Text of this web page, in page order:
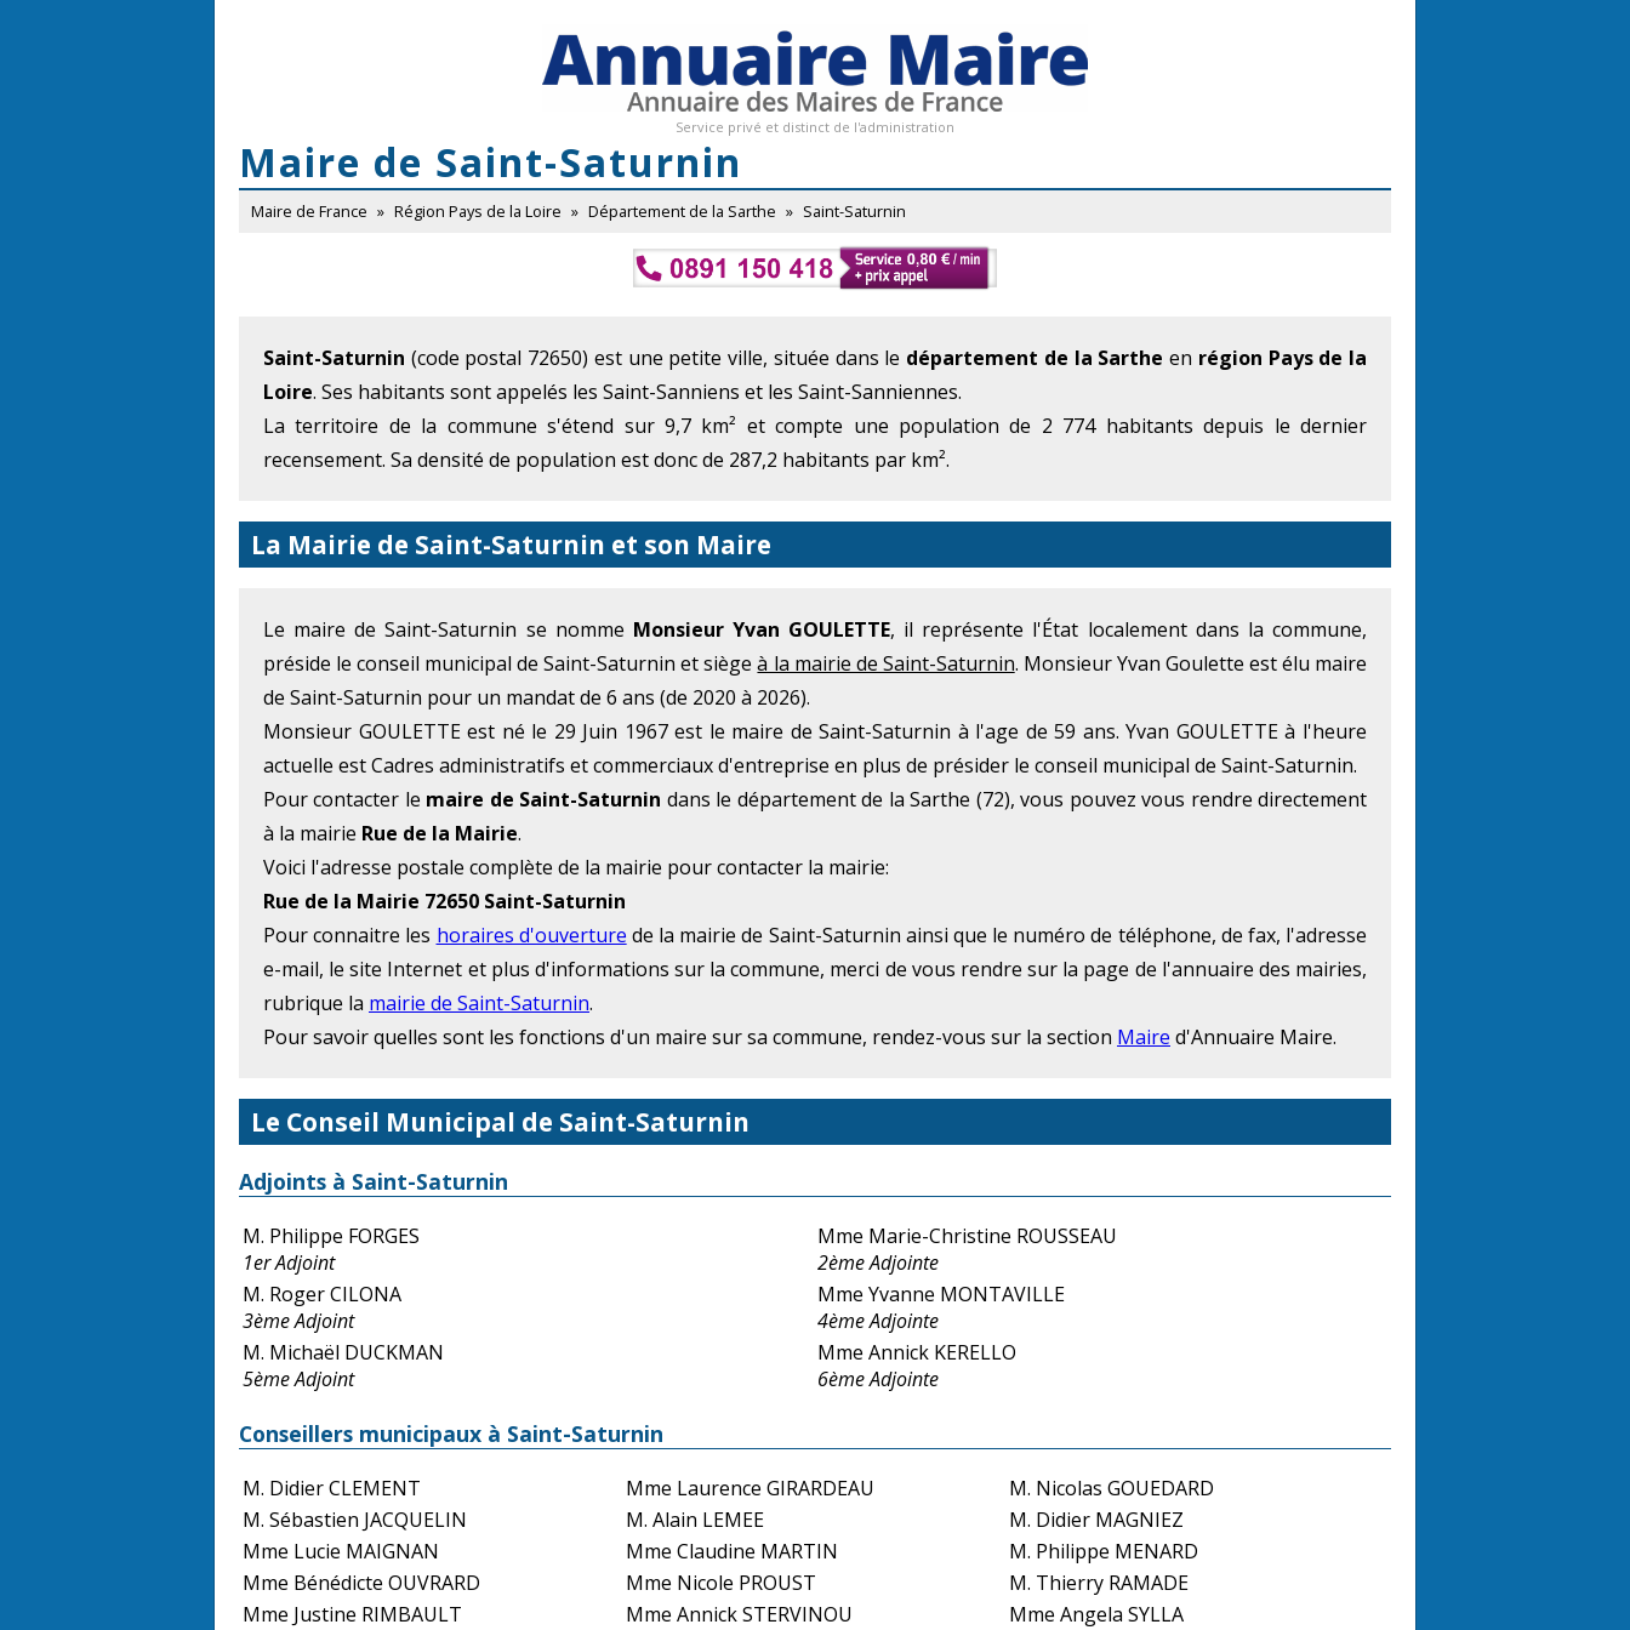
Service privé et distinct de l'administration
Maire de Saint-Saturnin
Maire de France » Région Pays de la Loire » Département de la Sarthe » Saint-Saturnin
Saint-Saturnin (code postal 72650) est une petite ville, située dans le département de la Sarthe en région Pays de la
Loire. Ses habitants sont appelés les Saint-Sanniens et les Saint-Sanniennes.
La territoire de la commune s'étend sur 9,7 km² et compte une population de 2 774 habitants depuis le dernier
recensement. Sa densité de population est donc de 287,2 habitants par km².
La Mairie de Saint-Saturnin et son Maire
Le maire de Saint-Saturnin se nomme Monsieur Yvan GOULETTE, il représente l'État localement dans la commune,
préside le conseil municipal de Saint-Saturnin et siègeà la mairie de Saint-Saturnin. Monsieur Yvan Goulette est élu maire
de Saint-Saturnin pour un mandat de 6 ans (de 2020 à 2026).
Monsieur GOULETTE est né le 29 Juin 1967 est le maire de Saint-Saturnin à l'age de 59 ans. Yvan GOULETTE à l'heure
actuelle est Cadres administratifs et commerciaux d'entreprise en plus de présider le conseil municipal de Saint-Saturnin.
Pour contacter le maire de Saint-Saturnin dans le département de la Sarthe (72), vous pouvez vous rendre directement
à la mairie Rue de la Mairie.
Voici l'adresse postale complète de la mairie pour contacter la mairie:
Rue de la Mairie 72650 Saint-Saturnin
Pour connaitre les horaires d'ouverture de la mairie de Saint-Saturnin ainsi que le numéro de téléphone, de fax, l'adresse
e-mail, le site Internet et plus d'informations sur la commune, merci de vous rendre sur la page de l'annuaire des mairies,
rubrique la mairie de Saint-Saturnin.
Pour savoir quelles sont les fonctions d'un maire sur sa commune, rendez-vous sur la section Maire d'Annuaire Maire.
Le Conseil Municipal de Saint-Saturnin
Adjoints à Saint-Saturnin
M. Philippe FORGES
1er Adjoint
Mme Marie-Christine ROUSSEAU
2ème Adjointe
M. Roger CILONA
3ème Adjoint
Mme Yvanne MONTAVILLE
4ème Adjointe
M. Michaël DUCKMAN
5ème Adjoint
Mme Annick KERELLO
6ème Adjointe
Conseillers municipaux à Saint-Saturnin
M. Didier CLEMENT Mme Laurence GIRARDEAU
M. Nicolas GOUEDARD
M. Sébastien JACQUELIN
M. Alain LEMEE
M. Didier MAGNIEZ
Mme Lucie MAIGNAN
Mme Claudine MARTIN
M. Philippe MENARD
Mme Bénédicte OUVRARD
Mme Nicole PROUST
M. Thierry RAMADE
Mme Justine RIMBAULT
Mme Annick STERVINOU Mme Angela SYLLA